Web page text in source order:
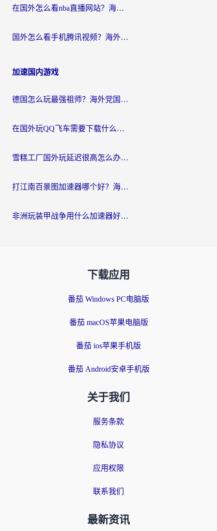
在国外怎么看nba直播网站？海外党专属体育观赛指南，告别地区限制！
国外怎么看手机腾讯视频？海外党亲测有效的追剧加速器选择指南
加速国内游戏
德国怎么玩最强祖师？海外党国服游戏加速器选择全攻略（附宝可梦Online实测）
在国外玩QQ飞车需要下载什么加速器呢？海外党亲测有效的国服游戏加速指南
雪糕工厂国外玩延迟很高怎么办？海外玩家国服游戏加速终极攻略（附实测推荐）
打江南百景图加速器哪个好？海外党踩坑N次后，终于找到不卡的秘诀
非洲玩装甲战争用什么加速器好？海外党亲测有效的国服游戏加速方案
下载应用
番茄 Windows PC电脑版
番茄 macOS苹果电脑版
番茄 ios苹果手机版
番茄 Android安卓手机版
关于我们
服务条款
隐私协议
应用权限
联系我们
最新资讯